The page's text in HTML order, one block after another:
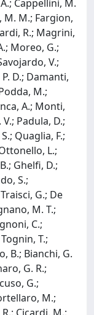
Cappellini, M.
M. M.; Fargion,
R.; Magrini,
Moreo, G.;
V.;
D.; Damanti,
M.;
A.; Monti,
Padula, D.;
Quaglia, F.;
L.;
Ghelfi, D.;
S.;
G.; De
M. T.;
C.;
T.;
B.; Bianchi, G.
G. R.;
G.;
M.;